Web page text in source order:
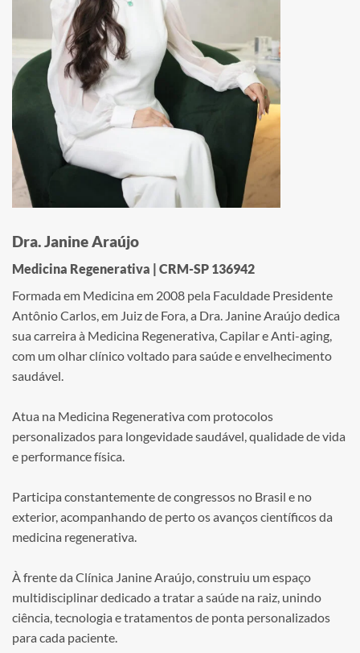
Dra. Janine Araújo
Medicina Regenerativa | CRM-SP 136942
Formada em Medicina em 2008 pela Faculdade Presidente
Antônio Carlos, em Juiz de Fora, a Dra. Janine Araújo dedica
sua carreira à Medicina Regenerativa, Capilar e Anti-aging,
com um olhar clínico voltado para saúde e envelhecimento
saudável.
Atua na Medicina Regenerativa com protocolos
personalizados para longevidade saudável, qualidade de vida
e performance física.
Participa constantemente de congressos no Brasil e no
exterior, acompanhando de perto os avanços científicos da
medicina regenerativa.
À frente da Clínica Janine Araújo, construiu um espaço
multidisciplinar dedicado a tratar a saúde na raiz, unindo
ciência, tecnologia e tratamentos de ponta personalizados
para cada paciente.